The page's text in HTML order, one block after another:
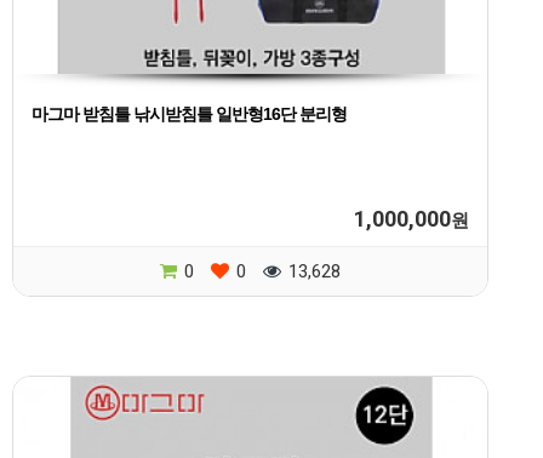
마그마 받침틀 낚시받침틀 일반형16단 분리형
1,000,000원
0 0 13,628